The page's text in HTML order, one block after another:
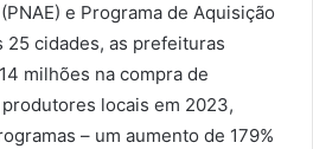
e Programa de Aquisição
25 cidades, as prefeituras
milhões na compra de
locais em 2023,
– um aumento de 179%